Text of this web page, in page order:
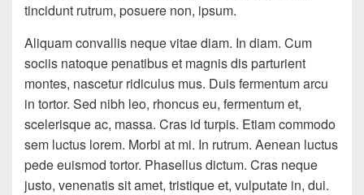
tincidunt rutrum, posuere non, ipsum.
Aliquam convallis neque vitae diam. In diam. Cum
sociis natoque penatibus et magnis dis parturient
montes, nascetur ridiculus mus. Duis fermentum arcu
in tortor. Sed nibh leo, rhoncus eu, fermentum et,
scelerisque ac, massa. Cras id turpis. Etiam commodo
sem luctus lorem. Morbi at mi. In rutrum. Aenean luctus
pede euismod tortor. Phasellus dictum. Cras neque
justo, venenatis sit amet, tristique et, vulputate in, dui.